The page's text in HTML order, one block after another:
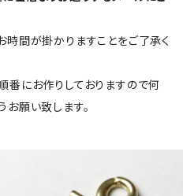
ートキーケース・
間が掛かりますことをご了承く
番にお作りしておりますので何
願い致します。